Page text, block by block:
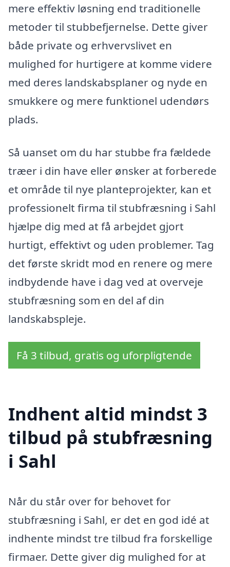
mere effektiv løsning end traditionelle
metoder til stubbe­fjernelse. Dette giver
både private og erhvervslivet en
mulighed for hurtigere at komme videre
med deres landskabsplaner og nyde en
smukkere og mere funktionel udendørs
plads.
Så uanset om du har stubbe fra fældede
træer i din have eller ønsker at forberede
et område til nye planteprojekter, kan et
professionelt firma til stubfræsning i Sahl
hjælpe dig med at få arbejdet gjort
hurtigt, effektivt og uden problemer. Tag
det første skridt mod en renere og mere
indbydende have i dag ved at overveje
stubfræsning som en del af din
landskabspleje.
Få 3 tilbud, gratis og uforpligtende
Indhent altid mindst 3
tilbud på stubfræsning
i Sahl
Når du står over for behovet for
stubfræsning i Sahl, er det en god idé at
indhente mindst tre tilbud fra forskellige
firmaer. Dette giver dig mulighed for at